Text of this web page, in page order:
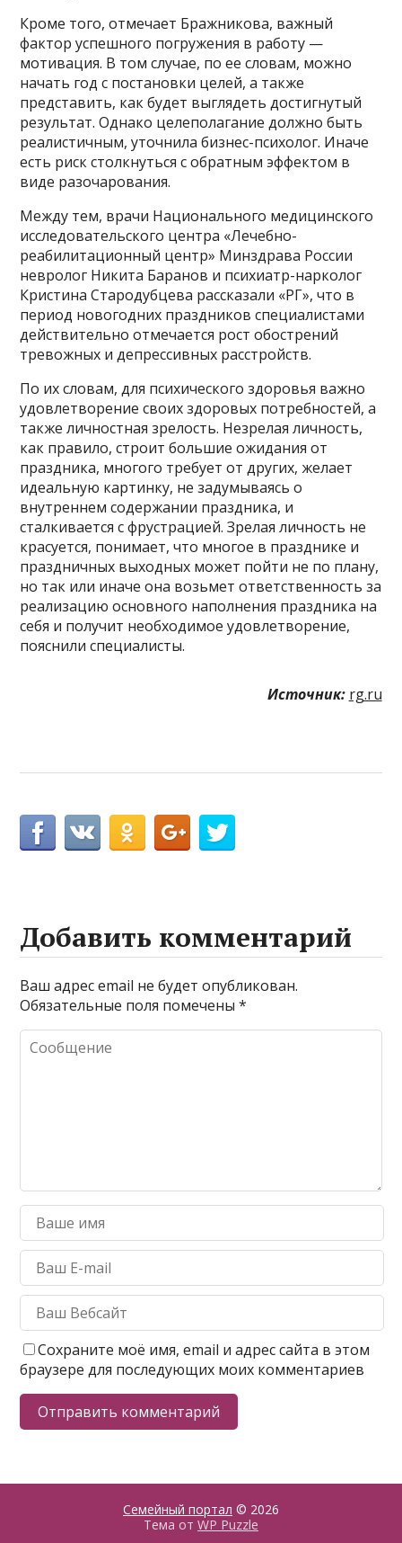
Кроме того, отмечает Бражникова, важный
фактор успешного погружения в работу —
мотивация. В том случае, по ее словам, можно
начать год с постановки целей, а также
представить, как будет выглядеть достигнутый
результат. Однако целеполагание должно быть
реалистичным, уточнила бизнес-психолог. Иначе
есть риск столкнуться с обратным эффектом в
виде разочарования.
Между тем, врачи Национального медицинского
исследовательского центра «Лечебно-
реабилитационный центр» Минздрава России
невролог Никита Баранов и психиатр-нарколог
Кристина Стародубцева рассказали «РГ», что в
период новогодних праздников специалистами
действительно отмечается рост обострений
тревожных и депрессивных расстройств.
По их словам, для психического здоровья важно
удовлетворение своих здоровых потребностей, а
также личностная зрелость. Незрелая личность,
как правило, строит большие ожидания от
праздника, многого требует от других, желает
идеальную картинку, не задумываясь о
внутреннем содержании праздника, и
сталкивается с фрустрацией. Зрелая личность не
красуется, понимает, что многое в празднике и
праздничных выходных может пойти не по плану,
но так или иначе она возьмет ответственность за
реализацию основного наполнения праздника на
себя и получит необходимое удовлетворение,
пояснили специалисты.
Источник: rg.ru
Добавить комментарий
Ваш адрес email не будет опубликован.
Обязательные поля помечены*
Сохраните моё имя, email и адрес сайта в этом
браузере для последующих моих комментариев
Семейный портал © 2026
Тема от WP Puzzle